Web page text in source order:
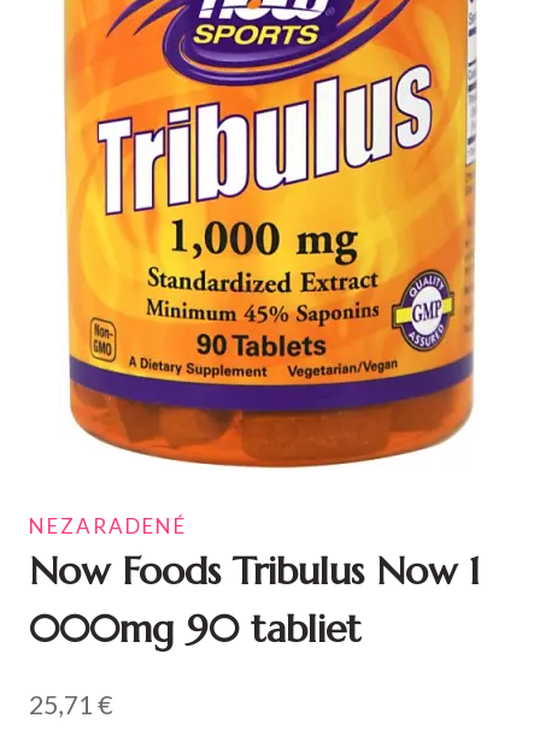
NEZARADENÉ
Now Foods Tribulus Now 1
000mg 90 tabliet
25,71€